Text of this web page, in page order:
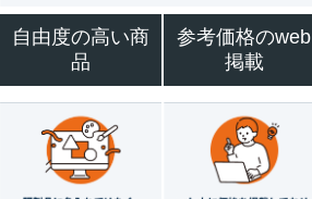
自由度の高い商
品
参考価格のweb
掲載